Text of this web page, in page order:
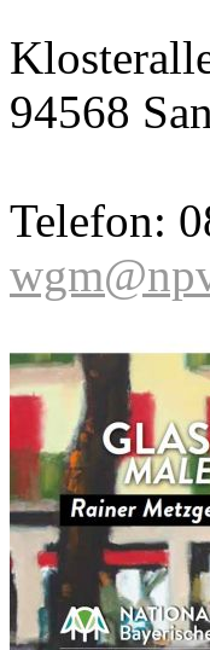
94568
Telefon: